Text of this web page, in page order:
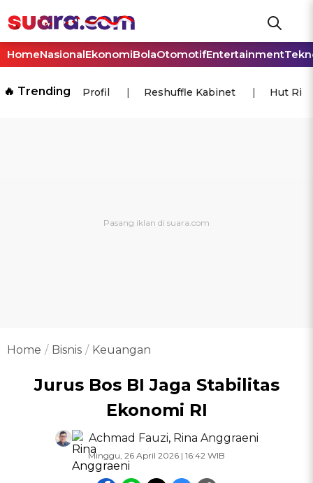
HomeNasionalEkonomiBolaOtomotifEntertainment
🔥 Trending Profil Reshuffle Kabinet Hut Ri
Home Bisnis Keuangan
Jurus Bos BI Jaga Stabilitas
Ekonomi RI
Achmad Fauzi, Rina Anggraeni
Minggu, 26 April 2026 | 16:42 WIB